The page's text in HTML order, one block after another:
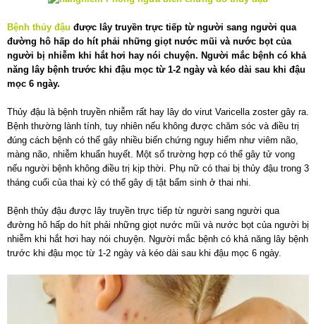
Bệnh thủy đậu được lây truyền trực tiếp từ người sang người qua
đường hô hấp do hít phải những giọt nước mũi và nước bọt của
người bị nhiễm khi hắt hơi hay nói chuyện. Người mắc bệnh có khả
năng lây bệnh trước khi đậu mọc từ 1-2 ngày và kéo dài sau khi đậu
mọc 6 ngày.
Thủy đậu là bệnh truyền nhiễm rất hay lây do virut Varicella zoster gây ra.
Bệnh thường lành tính, tuy nhiên nếu không được chăm sóc và điều trị
đúng cách bệnh có thể gây nhiều biến chứng nguy hiểm như viêm não,
màng não, nhiễm khuẩn huyết. Một số trường hợp có thể gây tử vong
nếu người bệnh không điều trị kịp thời. Phụ nữ có thai bị thủy đậu trong 3
tháng cuối của thai kỳ có thể gây dị tật bẩm sinh ở thai nhi.
Bệnh thủy đậu được lây truyền trực tiếp từ người sang người qua
đường hô hấp do hít phải những giọt nước mũi và nước bọt của người bị
nhiễm khi hắt hơi hay nói chuyện. Người mắc bệnh có khả năng lây bệnh
trước khi đậu mọc từ 1-2 ngày và kéo dài sau khi đậu mọc 6 ngày.